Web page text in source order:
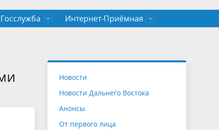
Госслужба
служащих Чукотского автономного
Интернет-Приёмная
Новости
Новости Дальнего Востока
Анонсы
От первого лица